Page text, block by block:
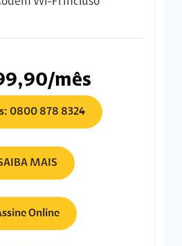
mês
0800 878 8324
MAIS
Online